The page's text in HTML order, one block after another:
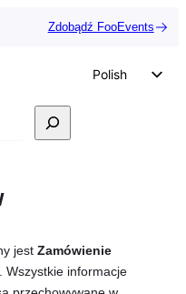
Zdobądź FooEvents
Polish
Portuguese
jest Zamówienie
Wszystkie informacje